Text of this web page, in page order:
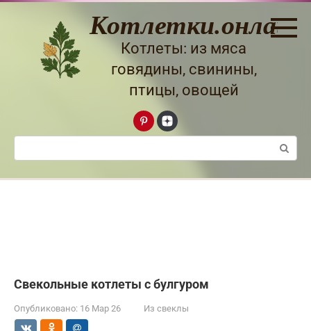
Перейти
Котлетки.онлайн
Котлеты: из мяса
говядины, свинины,
птицы, овощей
Поиск:
Свекольные котлеты с булгуром
Опубликовано: 16 Мар 26 Из свеклы